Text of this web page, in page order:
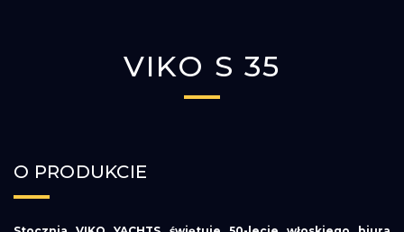
VIKO S 35
O PRODUKCIE